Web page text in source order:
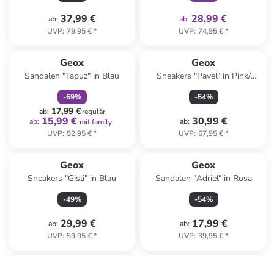
ab: 37,99 €
UVP: 79,95 €*
ab: 28,99 €
UVP: 74,95 €*
Geox
Sandalen "Tapuz" in Blau
-69%
ab: 17,99 €regulär
ab: 15,99 € mit family
UVP: 52,95 €*
Geox
Sneakers "Pavel" in Pink/
Orange
-54%
ab: 30,99 €
UVP: 67,95 €*
Geox
Sneakers "Gisli" in Blau
-49%
ab: 29,99 €
UVP: 59,95 €*
Geox
Sandalen "Adriel" in Rosa
-54%
ab: 17,99 €
UVP: 39,95 €*